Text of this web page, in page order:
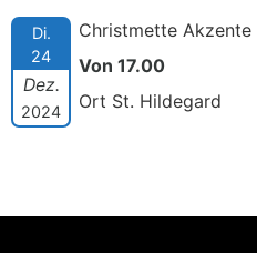
Di.
24
Dez.
2024
Christmette Akzente
Von 17.00
Ort St. Hildegard